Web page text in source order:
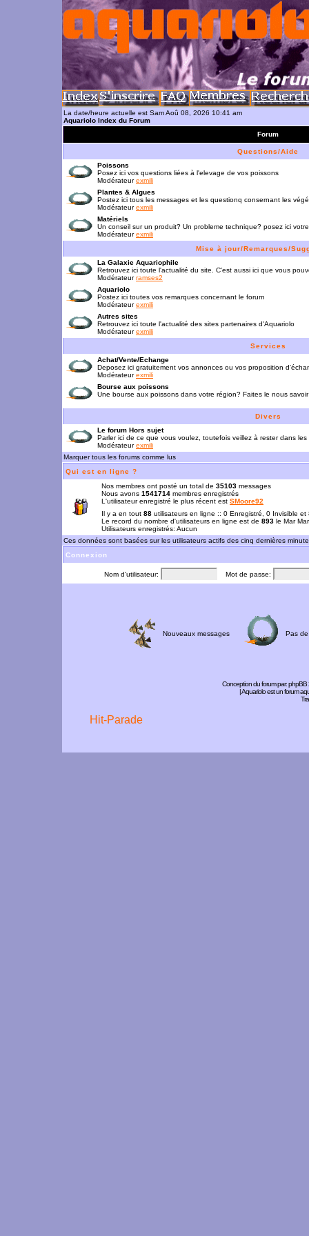
La date/heure actuelle est Sam Aoû 08, 2026 10:41 am
Aquariolo Index du Forum
Forum
Questions/Aide
Poissons
Posez ici vos questions liées à l'elevage de vos poissons
Modérateurexmili
Plantes & Algues
Postez ici tous les messages et les questionq consernant les
Modérateurexmili
Matériels
Un conseil sur un produit? Un probleme technique? posez ici
Modérateurexmili
Mise à jour/Remarques/
La Galaxie Aquariophile
Retrouvez ici toute l'actualité du site. C'est aussi ici que vous
Modérateurramses2
Aquariolo
Postez ici toutes vos remarques concernant le forum
Modérateurexmili
Autres sites
Retrouvez ici toute l'actualité des sites partenaires d'Aquariolo
Modérateurexmili
Services
Achat/Vente/Echange
Deposez ici gratuitement vos annonces ou vos proposition
Modérateurexmili
Bourse aux poissons
Une bourse aux poissons dans votre région? Faites le nous savoir
Divers
Le forum Hors sujet
Parler ici de ce que vous voulez, toutefois veillez à rester dans les
Modérateurexmili
Marquer tous les forums comme lus
Qui est en ligne ?
Nos membres ont posté un total de 35103 messages
Nous avons 1541714 membres enregistrés
L'utilisateur enregistré le plus récent est SMoore92
Il y a en tout 88 utilisateurs en ligne :: 0 Enregistré, 0 Invisible
Le record du nombre d'utilisateurs en ligne est de 893 le Mar
Utilisateurs enregistrés: Aucun
Ces données sont basées sur les utilisateurs actifs des cinq dernières
Connexion
Nom d'utilisateur: Mot de passe:
Nouveaux messages Pas
Conception du forum par:phpBB
| Aquariolo est un forum